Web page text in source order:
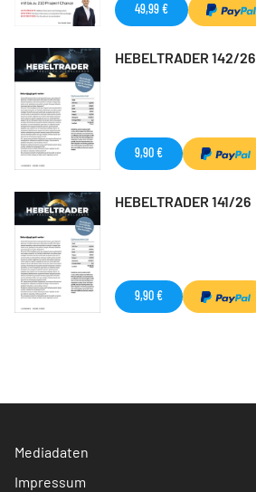
49,99 €
HEBELTRADER 142/26
9,90 €
HEBELTRADER 141/26
9,90 €
Mediadaten
Impressum